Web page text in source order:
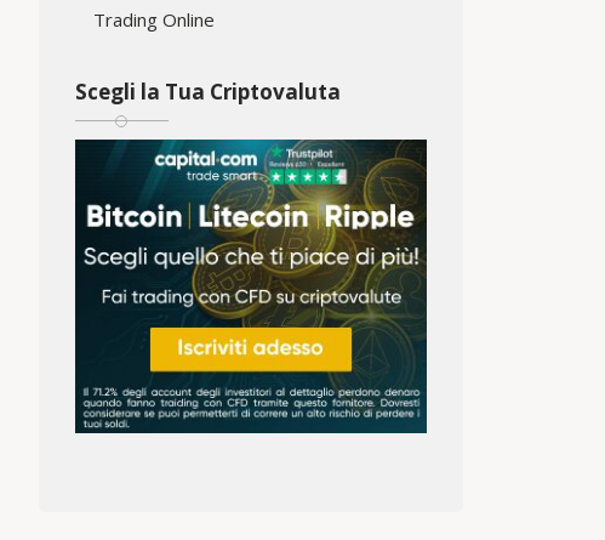
Trading Online
Scegli la Tua Criptovaluta